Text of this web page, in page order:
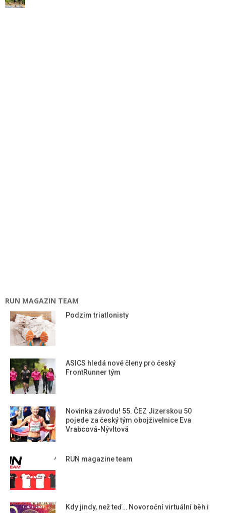
RUN MAGAZIN TEAM
Podzim triatlonisty
ASICS hledá nové členy pro český
FrontRunner tým
Novinka závodu! 55. ČEZ Jizerskou 50
pojede za český tým obojživelnice Eva
Vrabcová-Nývltová
RUN magazine team
Kdy jindy, než teď… Novoroční virtuální běh i